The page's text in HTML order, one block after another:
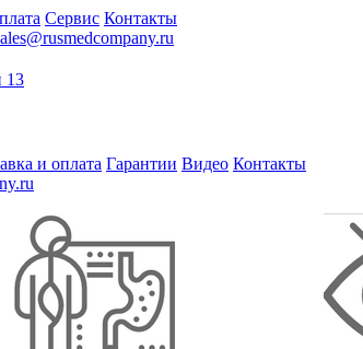
Сервис Контакты
13
и оплата Гарантии Видео Контакты